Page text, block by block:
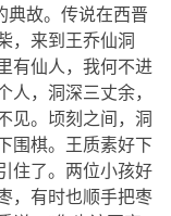
典故。传说在西晋
，来到王乔仙洞
有仙人，我何不进
，洞深三丈余，
见。顷刻之间，洞
围棋。王质素好下
住了。两位小孩好
，有时也顺手把枣